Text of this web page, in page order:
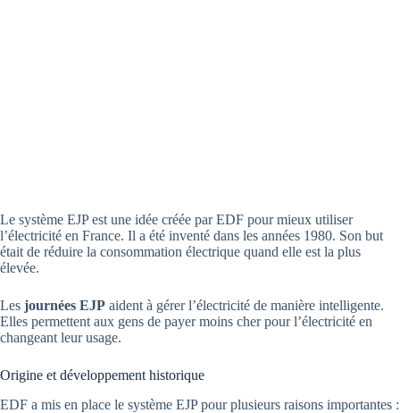
Le système EJP est une idée créée par EDF pour mieux utiliser
l’électricité en France. Il a été inventé dans les années 1980. Son but
était de réduire la consommation électrique quand elle est la plus
élevée.
Les journées EJP aident à gérer l’électricité de manière intelligente.
Elles permettent aux gens de payer moins cher pour l’électricité en
changeant leur usage.
Origine et développement historique
EDF a mis en place le système EJP pour plusieurs raisons importantes :